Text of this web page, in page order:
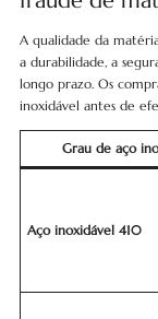
A qualidade da
a durabilidade, a
longo prazo. Os
inoxidável antes de
Grau de aço
Aço inoxidável 410